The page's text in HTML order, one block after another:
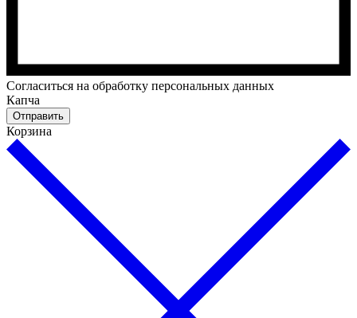
Cогласиться на обработку персональных данных
Капча
Отправить
Корзина